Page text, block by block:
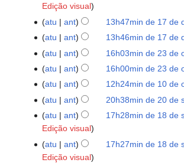
março
Edição visual
17
de
dezembro
2025
atu ant 13h47min de 17 de
S
m
r
e
s
u
m
d
atu
ant 13h46min de 17 de
S
m
r
e
s
u
m
o
23
de
outubro
2025
atu ant 16h03min de 23 de
S
m
r
e
s
u
m
atu
ant 16h00min de 23 de
S
m
r
e
s
u
10
de
outubro
atu ant 12h24min de 10 de
S
m
e
s
20
de
setembro
2025
atu ant 20h38min de 20 de
S
e
r
18
setembro
atu ant 17h28min de 18 de
Edição visual
atu
ant 17h27min de 18 de
Edição visual